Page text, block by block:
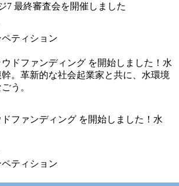
7 最終審査会を開催しました
ティション
ドファンディング を開始しました！水
ティション